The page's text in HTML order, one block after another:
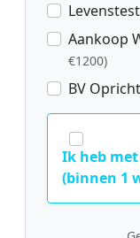
Aankoop
€1200)
BV
Ik heb
(binnen 1